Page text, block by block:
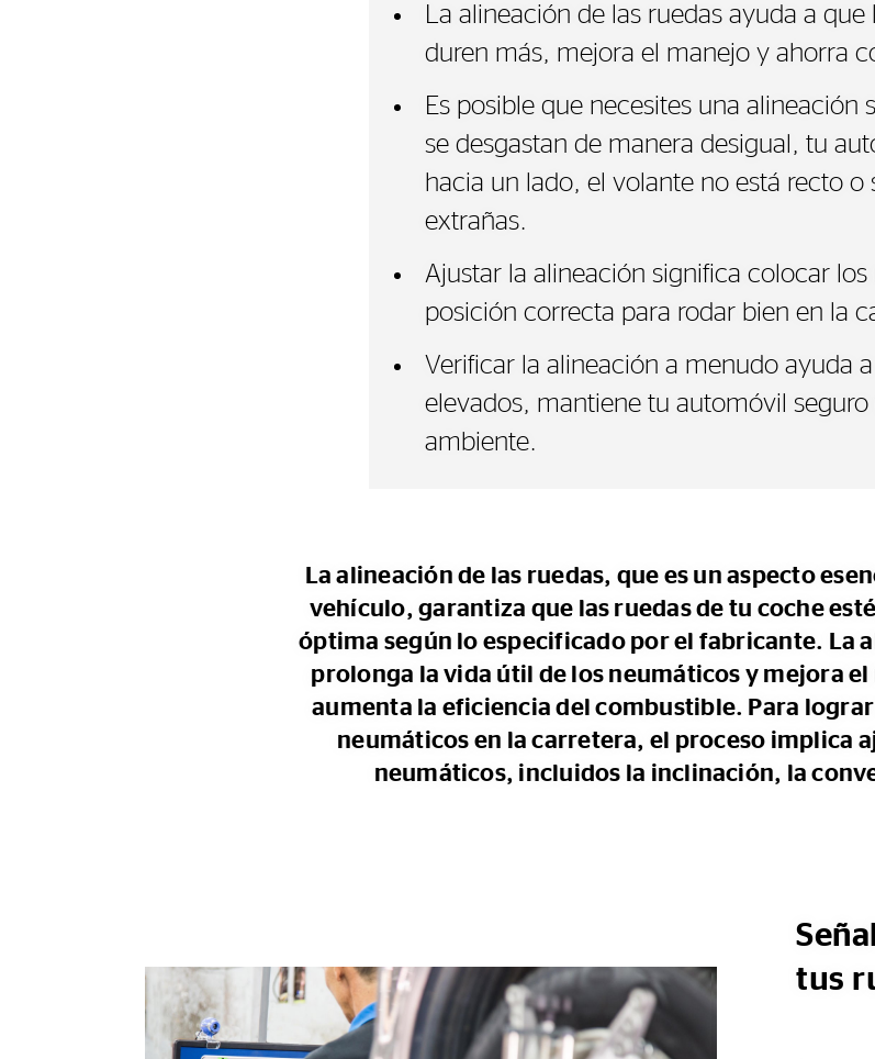
La alineación de las ruedas ayuda a
duren más, mejora el manejo y ahorra
Es posible que necesites una alineación
se desgastan de manera desigual, tu
hacia un lado, el volante no está recto o
extrañas.
Ajustar la alineación significa colocar
posición correcta para rodar bien en la
Verificar la alineación a menudo ayuda
elevados, mantiene tu automóvil
ambiente.
La alineación de las ruedas, que es un aspecto
vehículo, garantiza que las ruedas de tu coche
óptima según lo especificado por el fabricante. La
prolonga la vida útil de los neumáticos y mejora
aumenta la eficiencia del combustible. Para
neumáticos en la carretera, el proceso implica
neumáticos, incluidos la inclinación, la
tus